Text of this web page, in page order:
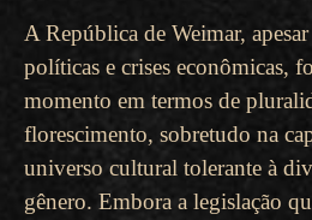
A República de Weimar,
políticas e crises econômicas,
momento em termos de
florescimento, sobretudo na
universo cultural tolerante à
gênero. Embora a legislação